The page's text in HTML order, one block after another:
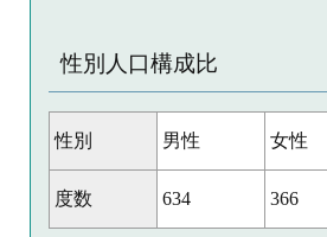
性別人口構成比
性別 男性 女性
度数 634 366